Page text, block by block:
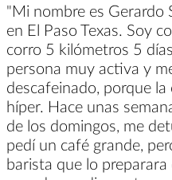
"Mi nombre es Gerardo
en El Paso Texas. Soy
corro 5 kilómetros 5
persona muy activa y
descafeinado, porque
híper. Hace unas
de los domingos, me
pedí un café grande,
barista que lo